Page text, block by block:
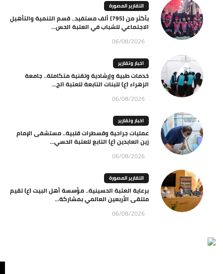
التقارير المصورة
بأكثر من (795) ألف مستفيد.. قسم التنمية والتأهيل
الاجتماعي للشباب في العتبة الحس...
06/08/2026
اخبار وتقارير
خدمات طبية وإرشادية وتقنية متكاملة.. جامعة
الزهراء (ع) للبنات التابعة للعتبة الح...
06/08/2026
اخبار وتقارير
عمليات جراحية وقسطرات قلبية.. مستشفى الإمام
زين العابدين (ع) التابع للعتبة الحسي...
06/08/2026
التقارير المصورة
برعاية العتبة الحسينية.. مؤسسة أهل البيت (ع) تقيم
ملتقى الأربعين العالمي بمشاركة...
06/08/2026